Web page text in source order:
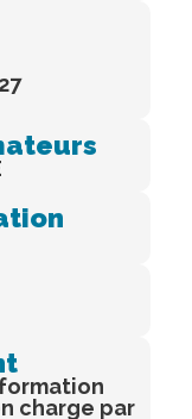
formation
charge par